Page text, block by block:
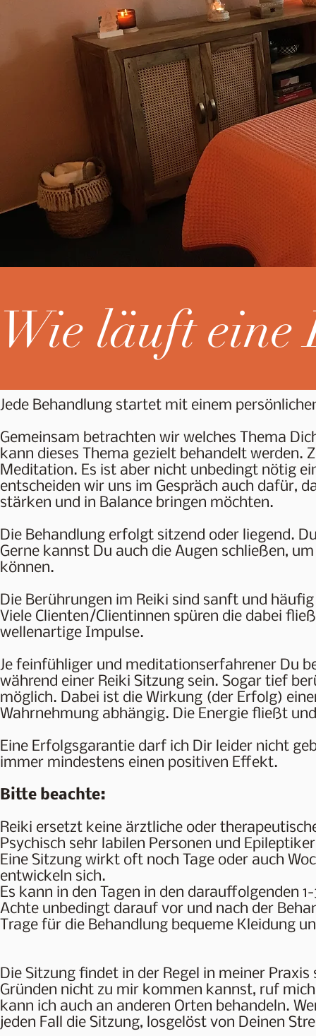
Wie läuft eine
Jede Behandlung startet mit einem
Gemeinsam betrachten wir welches Thema
kann dieses Thema gezielt behandelt werden.
Meditation. Es ist aber nicht unbedingt nötig
entscheiden wir uns im Gespräch auch dafür,
stärken und in Balance bringen möchten.
Die Behandlung erfolgt sitzend oder liegend.
Gerne kannst Du auch die Augen schließen,
können.
Die Berührungen im Reiki sind sanft und
Viele Clienten/Clientinnen spüren die dabei
wellenartige Impulse.
Je feinfühliger und meditationserfahrener Du
während einer Reiki Sitzung sein. Sogar tief
möglich. Dabei ist die Wirkung (der Erfolg)
Wahrnehmung abhängig. Die Energie fließt
Eine Erfolgsgarantie darf ich Dir leider nicht
immer mindestens einen positiven Effekt.
Bitte beachte:
Reiki ersetzt keine ärztliche oder
Psychisch sehr labilen Personen und
Eine Sitzung wirkt oft noch Tage oder auch
entwickeln sich.
Es kann in den Tagen in den darauffolgenden
Achte unbedingt darauf vor und nach der
Trage für die Behandlung bequeme Kleidung
Die Sitzung findet in der Regel in meiner
Gründen nicht zu mir kommen kannst, ruf
kann ich auch an anderen Orten behandeln.
jeden Fall die Sitzung, losgelöst von Deinen